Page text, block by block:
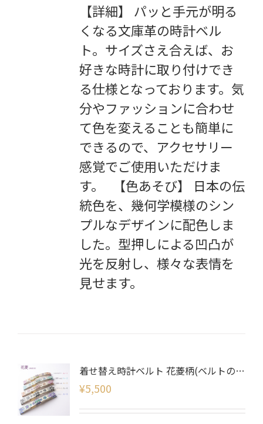
【詳細】 パッと手元が明る
くなる文庫革の時計ベル
ト。サイズさえ合えば、お
好きな時計に取り付けでき
る仕様となっております。気
分やファッションに合わせ
て色を変えることも簡単に
できるので、アクセサリー
感覚でご使用いただけま
す。 【色あそび】 日本の伝
統色を、幾何学模様のシン
プルなデザインに配色しま
した。型押しによる凹凸が
光を反射し、様々な表情を
見せます。
着せ替え時計ベルト 花菱柄(ベルトのみ)
¥5,500